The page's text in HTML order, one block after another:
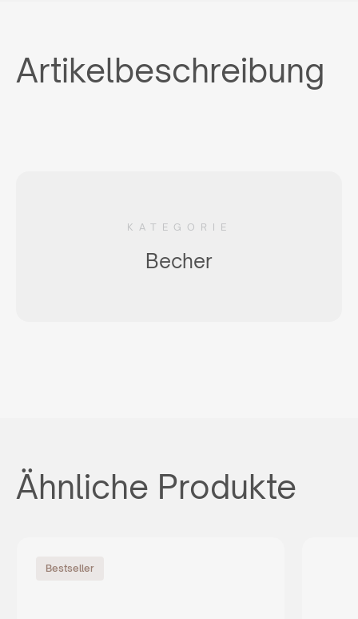
Artikelbeschreibung
KATEGORIE
Becher
Ähnliche Produkte
Bestseller